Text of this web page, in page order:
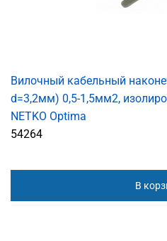
Вилочный кабельный
d=3,2мм) 0,5-1,5мм2,
NETKO Optima
54264
В